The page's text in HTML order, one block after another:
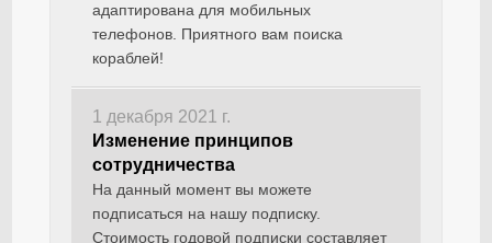
адаптирована для мобильных
телефонов. Приятного вам поиска
кораблей!
1 декабря 2021 г.
Изменение принципов
сотрудничества
На данный момент вы можете
подписаться на нашу подписку.
Стоимость годовой подписки составляет